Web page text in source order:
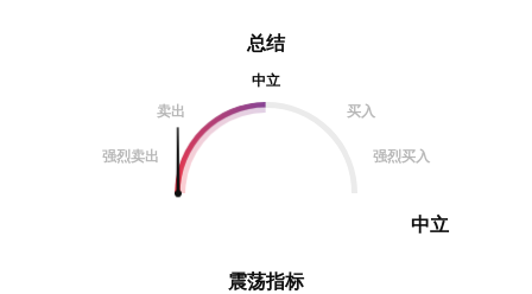
震荡指标
总结
中立
卖出
买入
强烈卖出 强烈买入
中立